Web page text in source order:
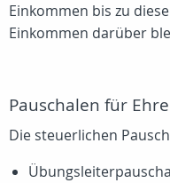
Einkommen bis zu
Einkommen darüber
Pauschalen für
Die steuerlichen